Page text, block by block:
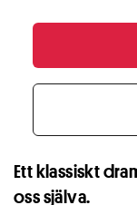
Ett klassiskt
oss själva.